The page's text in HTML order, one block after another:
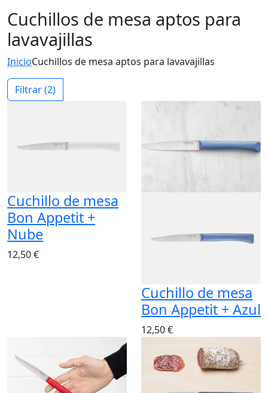
Cuchillos de mesa aptos para
lavavajillas
InicioCuchillos de mesa aptos para lavavajillas
Filtrar(2)
Cuchillo de mesa
Bon Appetit +
Nube
12,50 €
Cuchillo de mesa
Bon Appetit + Azul
12,50 €